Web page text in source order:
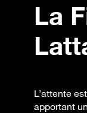
La
L’attente
apportant